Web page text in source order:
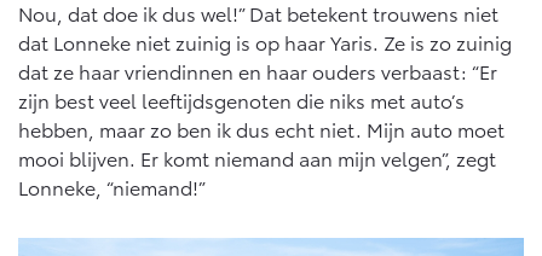
Nou, dat doe ik dus wel!” Dat betekent trouwens niet
dat Lonneke niet zuinig is op haar Yaris. Ze is zo zuinig
dat ze haar vriendinnen en haar ouders verbaast: “Er
zijn best veel leeftijdsgenoten die niks met auto’s
hebben, maar zo ben ik dus echt niet. Mijn auto moet
mooi blijven. Er komt niemand aan mijn velgen”, zegt
Lonneke, “niemand!”